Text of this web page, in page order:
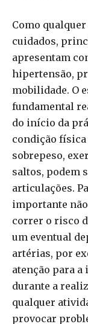
Como
cuidados,
apresentam
hipertensão,
mobilidade. O
fundamental
do início da
condição física
sobrepeso,
saltos, podem
articulações.
importante
correr o risco
um eventual
artérias, por
atenção para
durante a
qualquer
provocar